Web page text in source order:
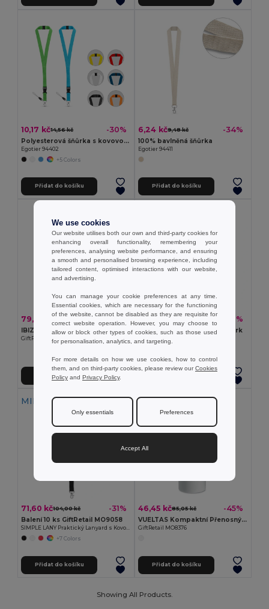
10,17 kč14,56 kč -30%
Polyesterová šňůrka s kovovou karabinou
Egotier 94402
+5 Colors
Přidat do košíku
6,24 kč9,48 kč -34%
100% bavlněná šňůrka
Egotier 94411
Přidat do košíku
79,50 kč -42%
IBIZA Sprej na obličej
GiftRetail MO8895
Přidat do košíku
15,95 kč37,90 kč -58%
BOWYARD RPET šňůrka na krk
GiftRetail MO6423
MIN QTY: 10
71,60 kč104,00 kč -31%
Balení 10 ks GiftRetail MO9058
+7 Colors
Přidat do košíku
46,45 kč85,05 kč -45%
VUELTAS Kompaktní Přenosný Mini Ventilátor VUELTAS
GiftRetail MO8376
Přidat do košíku
Showing All Products.
We use cookies
Our website utilises both our own and third-party cookies for
enhancing overall functionality, remembering your
preferences, analysing website performance, and ensuring
a smooth and personalised browsing experience, including
tailored content, optimised interactions with our website,
and advertising.
You can manage your cookie preferences at any time.
Essential cookies, which are necessary for the functioning
of the website, cannot be disabled as they are requisite for
correct website operation. However, you may choose to
allow or block other types of cookies, such as those used
for personalisation, analytics, and targeting.
For more details on how we use cookies, how to control
them, and on third-party cookies, please review ourCookies
Policy and Privacy Policy.
Only essentials Preferences
Accept All